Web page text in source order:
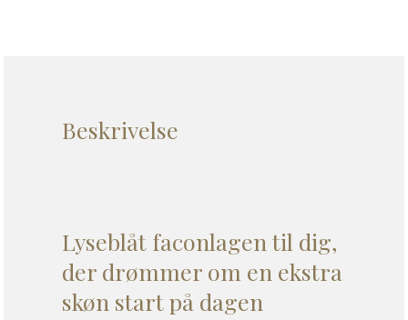
Beskrivelse
Lyseblåt faconlagen til dig,
der drømmer om en ekstra
skøn start på dagen